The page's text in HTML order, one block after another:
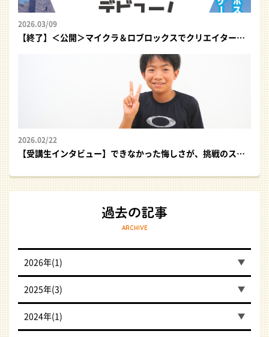
2026.03/09
【終了】＜公開＞マイクラ＆ロブロックスでクリエイターデビュー！｜プログラミング体験イベント
2026.02/22
【受講生インタビュー】できなかった悔しさが、挑戦のスタートに！
ARCHIVE
2026年(1)
2025年(3)
2024年(1)